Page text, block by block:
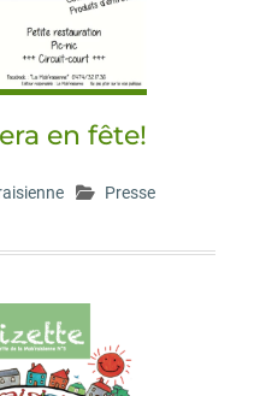
en fête!
Presse